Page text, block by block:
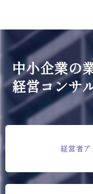
中小企業の
経営コンサ
経営者